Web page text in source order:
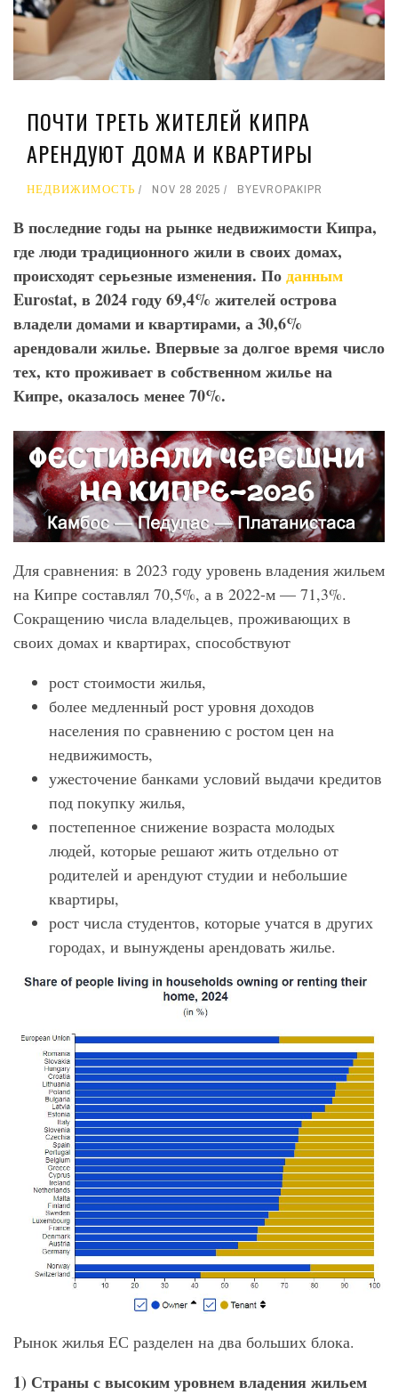
ПОЧТИ ТРЕТЬ ЖИТЕЛЕЙ КИПРА
АРЕНДУЮТ ДОМА И КВАРТИРЫ
НЕДВИЖИМОСТЬ NOV 28 2025 BYEVROPAKIPR
В последние годы на рынке недвижимости Кипра,
где люди традиционного жили в своих домах,
происходят серьезные изменения. Поданным
Eurostat, в 2024 году 69,4% жителей острова
владели домами и квартирами, а 30,6%
арендовали жилье. Впервые за долгое время число
тех, кто проживает в собственном жилье на
Кипре, оказалось менее 70%.
Для сравнения: в 2023 году уровень владения жильем
на Кипре составлял 70,5%, а в 2022-м — 71,3%.
Сокращению числа владельцев, проживающих в
своих домах и квартирах, способствуют
рост стоимости жилья,
более медленный рост уровня доходов
населения по сравнению с ростом цен на
недвижимость,
ужесточение банками условий выдачи кредитов
под покупку жилья,
постепенное снижение возраста молодых
людей, которые решают жить отдельно от
родителей и арендуют студии и небольшие
квартиры,
рост числа студентов, которые учатся в других
городах, и вынуждены арендовать жилье.
Рынок жилья ЕС разделен на два больших блока.
1) Страны с высоким уровнем владения жильем